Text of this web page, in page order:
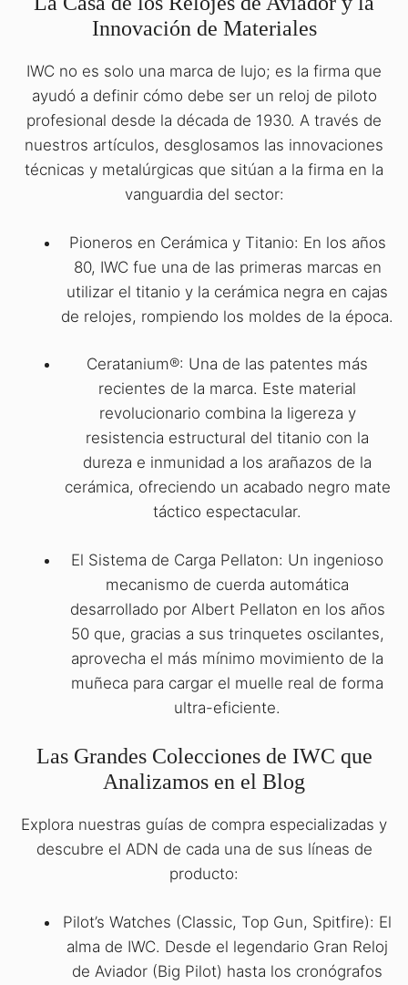
Innovación de Materiales
IWC no es solo una marca de lujo; es la firma que
ayudó a definir cómo debe ser un reloj de piloto
profesional desde la década de 1930. A través de
nuestros artículos, desglosamos las innovaciones
técnicas y metalúrgicas que sitúan a la firma en la
vanguardia del sector:
Pioneros en Cerámica y Titanio: En los años
80, IWC fue una de las primeras marcas en
utilizar el titanio y la cerámica negra en cajas
de relojes, rompiendo los moldes de la época.
Ceratanium®: Una de las patentes más
recientes de la marca. Este material
revolucionario combina la ligereza y
resistencia estructural del titanio con la
dureza e inmunidad a los arañazos de la
cerámica, ofreciendo un acabado negro mate
táctico espectacular.
El Sistema de Carga Pellaton: Un ingenioso
mecanismo de cuerda automática
desarrollado por Albert Pellaton en los años
50 que, gracias a sus trinquetes oscilantes,
aprovecha el más mínimo movimiento de la
muñeca para cargar el muelle real de forma
ultra-eficiente.
Las Grandes Colecciones de IWC que
Analizamos en el Blog
Explora nuestras guías de compra especializadas y
descubre el ADN de cada una de sus líneas de
producto:
Pilot’s Watches (Classic, Top Gun, Spitfire): El
alma de IWC. Desde el legendario Gran Reloj
de Aviador (Big Pilot) hasta los cronógrafos